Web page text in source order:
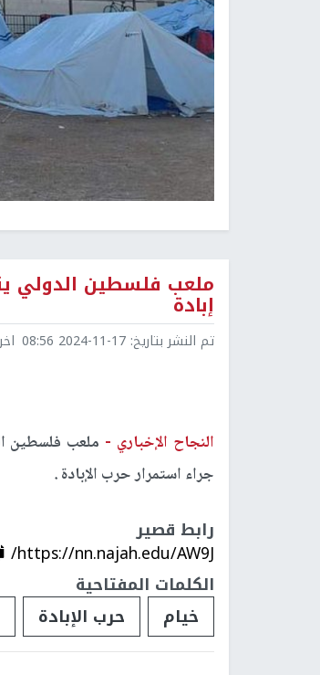
ملعب فلسطين الدولي
إبادة
تم النشر بتاريخ: 2024-11-17 08:56
النجاح الإخباري - ملعب فلسطين
جراء استمرار حرب الإبادة .
رابط قصير
https://nn.najah.edu/AW9J/
الكلمات المفتاحية
خيام
حرب الإبادة